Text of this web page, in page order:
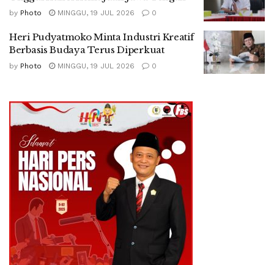
by Photo MINGGU, 19 JUL 2026 0
Heri Pudyatmoko Minta Industri Kreatif
Berbasis Budaya Terus Diperkuat
by Photo MINGGU, 19 JUL 2026 0